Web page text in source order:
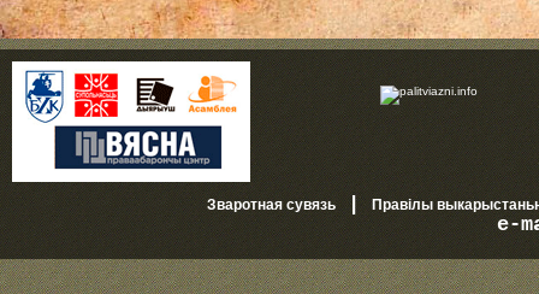
Зваротная сувязь|Правілы
e-